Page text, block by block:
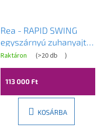
Rea - RAPID SWING
egyszárnyú zuhanyajtó,
fekete, 80 x 195 cm,
REA-K6408
Raktáron (>20 db )
113 000 Ft
KOSÁRBA